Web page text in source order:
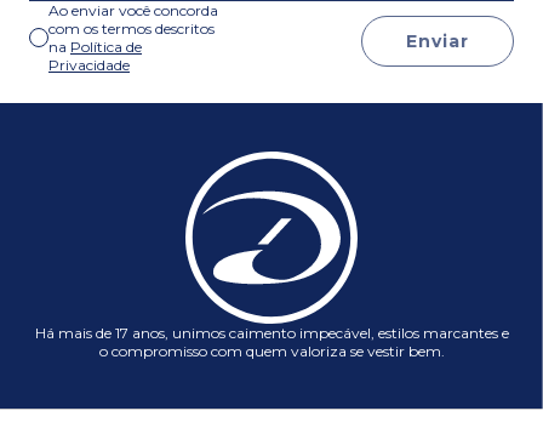
Enviar
Ao enviar você concorda
com os termos descritos
na Política de
Privacidade
Há mais de 17 anos, unimos caimento impecável, estilos marcantes e
o compromisso com quem valoriza se vestir bem.